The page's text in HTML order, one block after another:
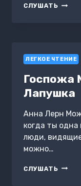
СЛУШАТЬ СОСУД
ЛЕГКОЕ ЧТЕНИЕ
Госпожа
Лапушка
Анна Лерн
когда ты одна
люди,
можно…
СЛУШАТЬ